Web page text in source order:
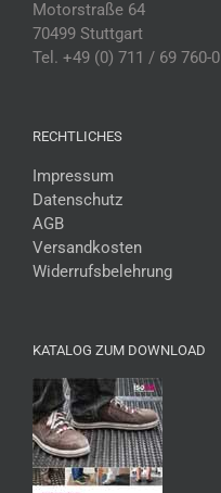
Motorstraße 64
70499 Stuttgart
Tel. +49 (0) 711 / 69 760-0
RECHTLICHES
Impressum
Datenschutz
AGB
Versandkosten
Widerrufsbelehrung
KATALOG ZUM DOWNLOAD